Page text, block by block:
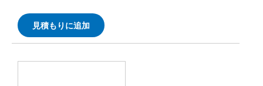
見積もりに追加